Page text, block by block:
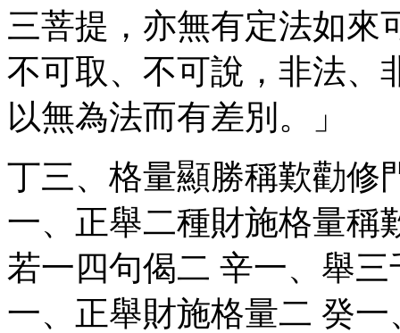
三菩提，亦無有定法如來
不可取、不可說，非法、
以無為法而有差別。」
丁三、格量顯勝稱歎勸修
一、正舉二種財施格量稱
若一四句偈二 辛一、舉
一、正舉財施格量二 癸一